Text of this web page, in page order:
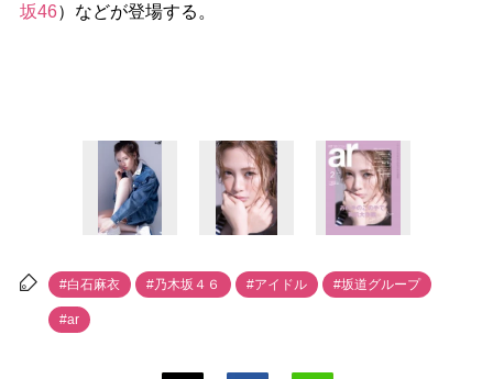
坂46）などが登場する。
#白石麻衣 #乃木坂４６ #アイドル #坂道グループ
#ar